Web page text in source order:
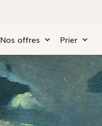
Nos offres Prier